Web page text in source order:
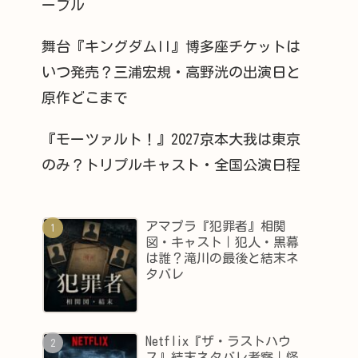
ーブル
舞台『キングダムII』博多座チケットは
いつ発売？三浦宏規・高野洸の出演日と
原作どこまで
『モーツァルト！』2027京本大我は東京
のみ？トリプルキャスト・全国公演日程
アマプラ『犯罪者』相関
図・キャスト｜犯人・黒幕
は誰？滝川の最後と結末ネ
タバレ
Netflix『ザ・ラストハウ